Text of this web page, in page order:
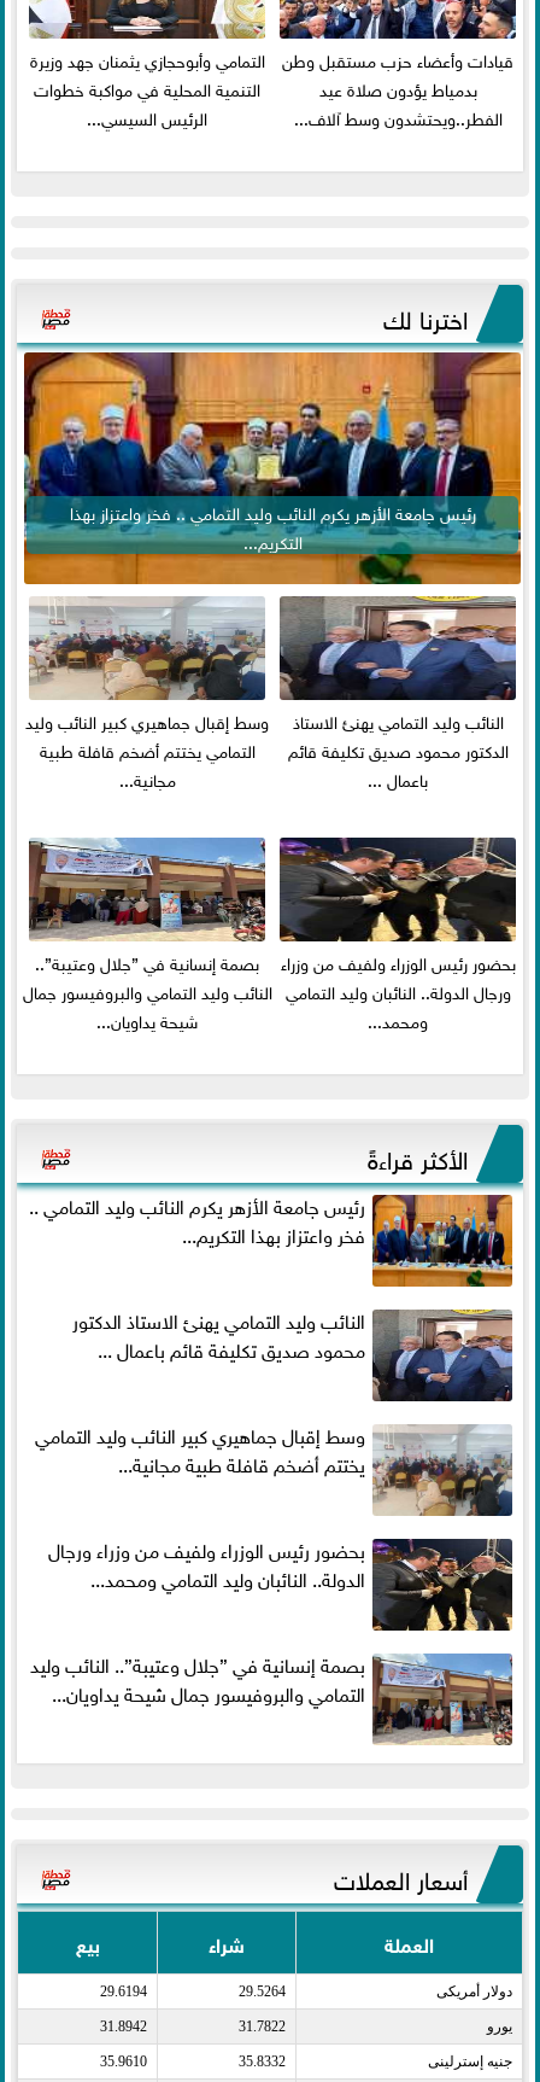
قيادات وأعضاء حزب مستقبل وطن
بدمياط يؤدون صلاة عيد
الفطر..ويحتشدون وسط آلاف...
التمامي وأبوحجازي يثمنان جهد وزيرة
التنمية المحلية في مواكبة خطوات
الرئيس السيسي...
اخترنا لك
رئيس جامعة الأزهر يكرم النائب وليد التمامي .. فخر واعتزاز بهذا
التكريم...
النائب وليد التمامي يهنئ الاستاذ
الدكتور محمود صديق تكليفة قائم
باعمال ...
وسط إقبال جماهيري كبير النائب وليد
التمامي يختتم أضخم قافلة طبية
مجانية...
بحضور رئيس الوزراء ولفيف من وزراء
ورجال الدولة.. النائبان وليد التمامي
ومحمد...
بصمة إنسانية في ”جلال وعتيبة”..
النائب وليد التمامي والبروفيسور جمال
شيحة يداويان...
الأكثر قراءةً
رئيس جامعة الأزهر يكرم النائب وليد التمامي ..
فخر واعتزاز بهذا التكريم...
النائب وليد التمامي يهنئ الاستاذ الدكتور
محمود صديق تكليفة قائم باعمال ...
وسط إقبال جماهيري كبير النائب وليد التمامي
يختتم أضخم قافلة طبية مجانية...
بحضور رئيس الوزراء ولفيف من وزراء ورجال
الدولة.. النائبان وليد التمامي ومحمد...
بصمة إنسانية في ”جلال وعتيبة”.. النائب وليد
التمامي والبروفيسور جمال شيحة يداويان...
أسعار العملات
العملة شراء بيع
دولار أمريكى​ 29.5264
29.6194
يورو​ 31.7822
31.8942
جنيه إسترلينى​ 35.8332
35.9610